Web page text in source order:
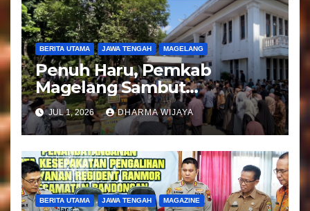
BERITA UTAMA JAWA TENGAH MAGELANG
Penuh Haru, Pemkab
Magelang Sambut
Kepulangan Jemaah Haji
Kloter 81
JUL 1, 2026 DHARMA WIJAYA
BERITA UTAMA JAWA TENGAH MAGAZINE